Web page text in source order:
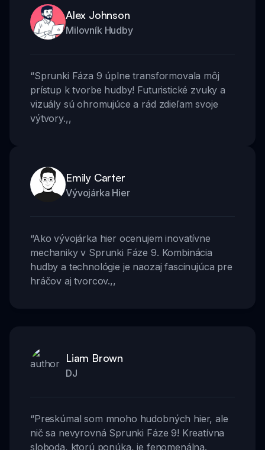
Alex Johnson
Milovník Hudby
“Sprunki Fáza 9 úplne transformovala môj
prístup k tvorbe hudby! Futuristické zvuky a
vizuály sú ohromujúce a rád zdieľam svoje
výtvory.,,
Emily Carter
Vývojárka Hier
“Ako vývojárka hier ocenujem inovatívne
mechaniky v Sprunki Fáze 9. Kombinácia
hudby a technológie je naozaj fascinujúca pre
hráčov aj tvorcov.,,
Liam Brown
DJ
“Preskúmal som mnoho hudobných hier, ale
nič sa nevyrovná Sprunki Fáze 9! Kreatívna
sloboda, ktorú ponúka, je fenomenálna.